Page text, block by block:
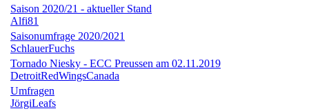
Saison 2020/21 - aktueller Stand
Alfi81
Saisonumfrage 2020/2021
SchlauerFuchs
Tornado Niesky - ECC Preussen am 02.11.2019
DetroitRedWingsCanada
Umfragen
JörgiLeafs